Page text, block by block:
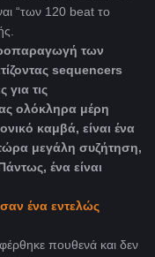
“των 120 beat το
των
sequencers
για τις
ολόκληρα μέρη
καμβά, είναι ένα
τώρα μεγάλη συζήτηση,
ένα είναι
ένα εντελώς
πουθενά και δεν